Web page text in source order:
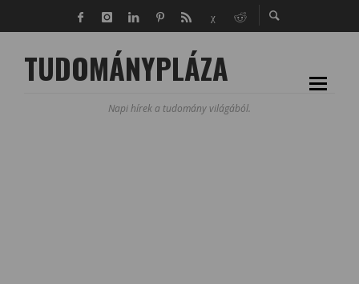
TUDOMÁNYPLÁZA
Napi hírek a tudomány világából.